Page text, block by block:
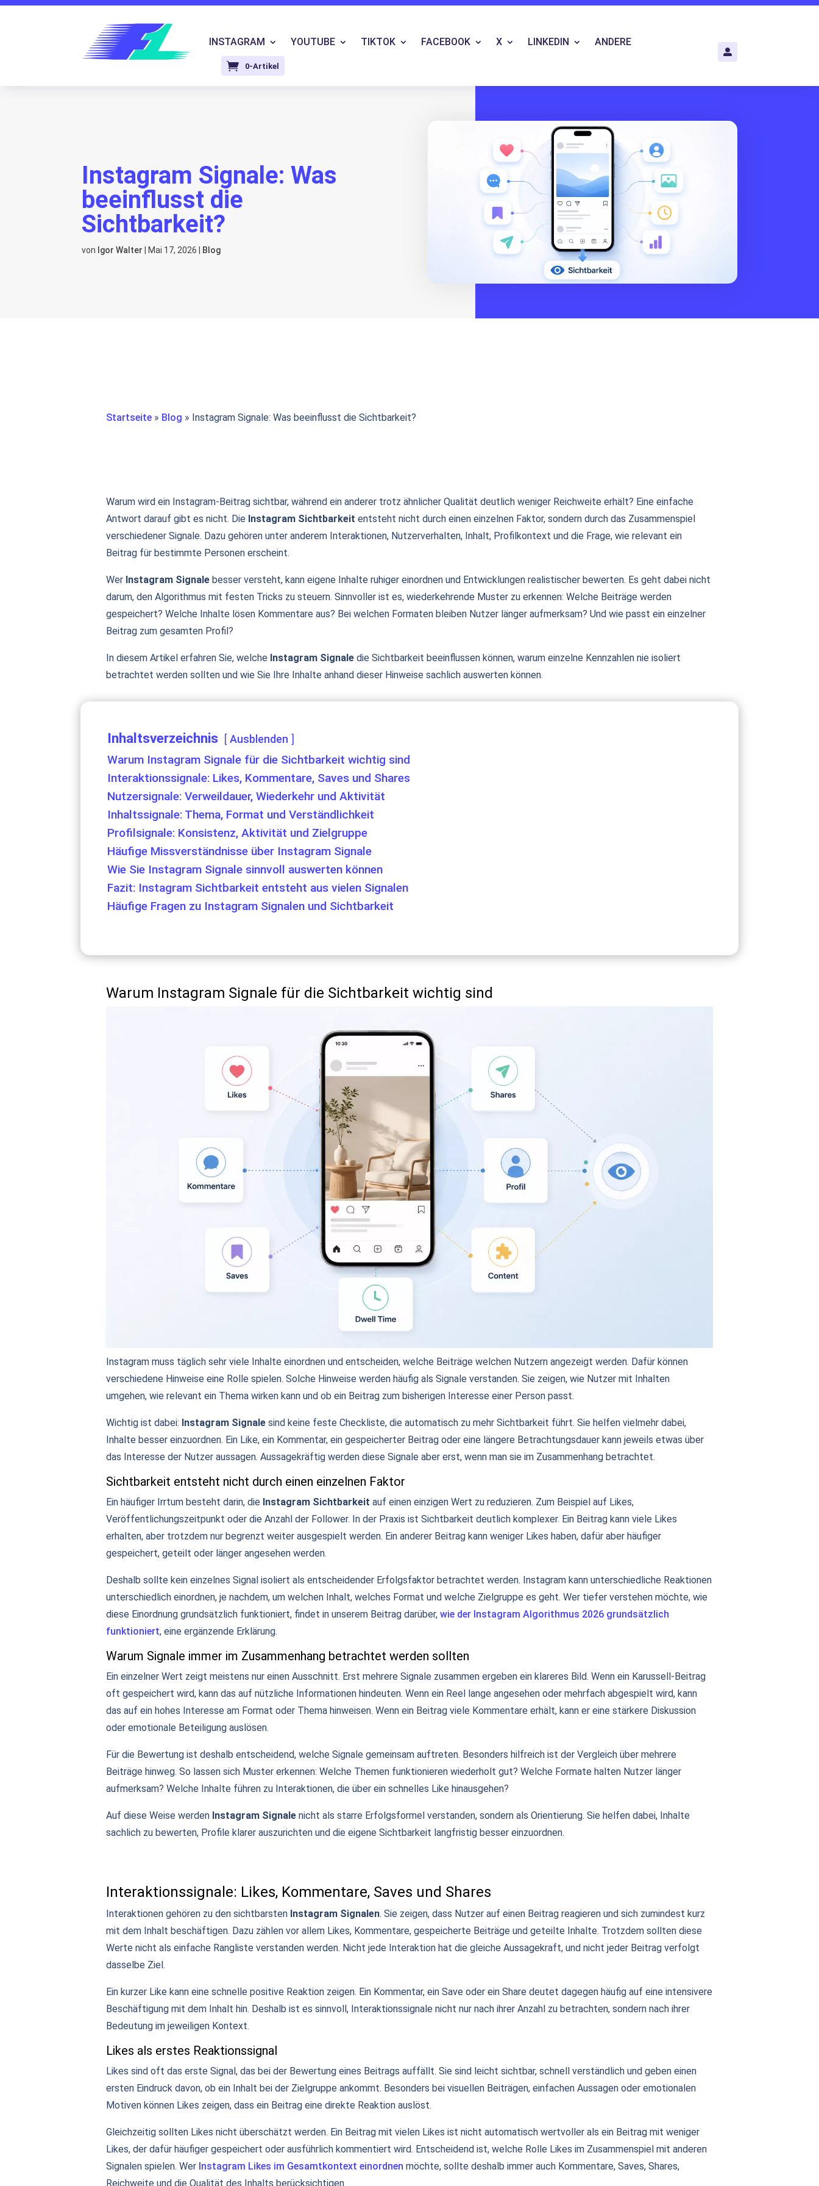
INSTAGRAM YOUTUBE TIKTOK FACEBOOK X LINKEDIN ANDERE
0-Artikel

Instagram Signale: Was
beeinflusst die
Sichtbarkeit?
von Igor Walter Mai 17, 2026 Blog
Startseite » Blog » Instagram Signale: Was beeinflusst die Sichtbarkeit?
Warum wird ein Instagram-Beitrag sichtbar, während ein anderer trotz ähnlicher Qualität deutlich weniger Reichweite erhält? Eine einfache
Antwort darauf gibt es nicht. Die Instagram Sichtbarkeit entsteht nicht durch einen einzelnen Faktor, sondern durch das Zusammenspiel
verschiedener Signale. Dazu gehören unter anderem Interaktionen, Nutzerverhalten, Inhalt, Profilkontext und die Frage, wie relevant ein
Beitrag für bestimmte Personen erscheint.
Wer Instagram Signale besser versteht, kann eigene Inhalte ruhiger einordnen und Entwicklungen realistischer bewerten. Es geht dabei nicht
darum, den Algorithmus mit festen Tricks zu steuern. Sinnvoller ist es, wiederkehrende Muster zu erkennen: Welche Beiträge werden
gespeichert? Welche Inhalte lösen Kommentare aus? Bei welchen Formaten bleiben Nutzer länger aufmerksam? Und wie passt ein einzelner
Beitrag zum gesamten Profil?
In diesem Artikel erfahren Sie, welche Instagram Signale die Sichtbarkeit beeinflussen können, warum einzelne Kennzahlen nie isoliert
betrachtet werden sollten und wie Sie Ihre Inhalte anhand dieser Hinweise sachlich auswerten können.
Inhaltsverzeichnis Ausblenden
Warum Instagram Signale für die Sichtbarkeit wichtig sind
Interaktionssignale: Likes, Kommentare, Saves und Shares
Nutzersignale: Verweildauer, Wiederkehr und Aktivität
Inhaltssignale: Thema, Format und Verständlichkeit
Profilsignale: Konsistenz, Aktivität und Zielgruppe
Häufige Missverständnisse über Instagram Signale
Wie Sie Instagram Signale sinnvoll auswerten können
Fazit: Instagram Sichtbarkeit entsteht aus vielen Signalen
Häufige Fragen zu Instagram Signalen und Sichtbarkeit
Warum Instagram Signale für die Sichtbarkeit wichtig sind
Instagram muss täglich sehr viele Inhalte einordnen und entscheiden, welche Beiträge welchen Nutzern angezeigt werden. Dafür können
verschiedene Hinweise eine Rolle spielen. Solche Hinweise werden häufig als Signale verstanden. Sie zeigen, wie Nutzer mit Inhalten
umgehen, wie relevant ein Thema wirken kann und ob ein Beitrag zum bisherigen Interesse einer Person passt.
Wichtig ist dabei: Instagram Signale sind keine feste Checkliste, die automatisch zu mehr Sichtbarkeit führt. Sie helfen vielmehr dabei,
Inhalte besser einzuordnen. Ein Like, ein Kommentar, ein gespeicherter Beitrag oder eine längere Betrachtungsdauer kann jeweils etwas über
das Interesse der Nutzer aussagen. Aussagekräftig werden diese Signale aber erst, wenn man sie im Zusammenhang betrachtet.
Sichtbarkeit entsteht nicht durch einen einzelnen Faktor
Ein häufiger Irrtum besteht darin, die Instagram Sichtbarkeit auf einen einzigen Wert zu reduzieren. Zum Beispiel auf Likes,
Veröffentlichungszeitpunkt oder die Anzahl der Follower. In der Praxis ist Sichtbarkeit deutlich komplexer. Ein Beitrag kann viele Likes
erhalten, aber trotzdem nur begrenzt weiter ausgespielt werden. Ein anderer Beitrag kann weniger Likes haben, dafür aber häufiger
gespeichert, geteilt oder länger angesehen werden.
Deshalb sollte kein einzelnes Signal isoliert als entscheidender Erfolgsfaktor betrachtet werden. Instagram kann unterschiedliche Reaktionen
unterschiedlich einordnen, je nachdem, um welchen Inhalt, welches Format und welche Zielgruppe es geht. Wer tiefer verstehen möchte, wie
diese Einordnung grundsätzlich funktioniert, findet in unserem Beitrag darüber,wie der Instagram Algorithmus 2026 grundsätzlich
funktioniert, eine ergänzende Erklärung.
Warum Signale immer im Zusammenhang betrachtet werden sollten
Ein einzelner Wert zeigt meistens nur einen Ausschnitt. Erst mehrere Signale zusammen ergeben ein klareres Bild. Wenn ein Karussell-Beitrag
oft gespeichert wird, kann das auf nützliche Informationen hindeuten. Wenn ein Reel lange angesehen oder mehrfach abgespielt wird, kann
das auf ein hohes Interesse am Format oder Thema hinweisen. Wenn ein Beitrag viele Kommentare erhält, kann er eine stärkere Diskussion
oder emotionale Beteiligung auslösen.
Für die Bewertung ist deshalb entscheidend, welche Signale gemeinsam auftreten. Besonders hilfreich ist der Vergleich über mehrere
Beiträge hinweg. So lassen sich Muster erkennen: Welche Themen funktionieren wiederholt gut? Welche Formate halten Nutzer länger
aufmerksam? Welche Inhalte führen zu Interaktionen, die über ein schnelles Like hinausgehen?
Auf diese Weise werden Instagram Signale nicht als starre Erfolgsformel verstanden, sondern als Orientierung. Sie helfen dabei, Inhalte
sachlich zu bewerten, Profile klarer auszurichten und die eigene Sichtbarkeit langfristig besser einzuordnen.
Interaktionssignale: Likes, Kommentare, Saves und Shares
Interaktionen gehören zu den sichtbarsten Instagram Signalen. Sie zeigen, dass Nutzer auf einen Beitrag reagieren und sich zumindest kurz
mit dem Inhalt beschäftigen. Dazu zählen vor allem Likes, Kommentare, gespeicherte Beiträge und geteilte Inhalte. Trotzdem sollten diese
Werte nicht als einfache Rangliste verstanden werden. Nicht jede Interaktion hat die gleiche Aussagekraft, und nicht jeder Beitrag verfolgt
dasselbe Ziel.
Ein kurzer Like kann eine schnelle positive Reaktion zeigen. Ein Kommentar, ein Save oder ein Share deutet dagegen häufig auf eine intensivere
Beschäftigung mit dem Inhalt hin. Deshalb ist es sinnvoll, Interaktionssignale nicht nur nach ihrer Anzahl zu betrachten, sondern nach ihrer
Bedeutung im jeweiligen Kontext.
Likes als erstes Reaktionssignal
Likes sind oft das erste Signal, das bei der Bewertung eines Beitrags auffällt. Sie sind leicht sichtbar, schnell verständlich und geben einen
ersten Eindruck davon, ob ein Inhalt bei der Zielgruppe ankommt. Besonders bei visuellen Beiträgen, einfachen Aussagen oder emotionalen
Motiven können Likes zeigen, dass ein Beitrag eine direkte Reaktion auslöst.
Gleichzeitig sollten Likes nicht überschätzt werden. Ein Beitrag mit vielen Likes ist nicht automatisch wertvoller als ein Beitrag mit weniger
Likes, der dafür häufiger gespeichert oder ausführlich kommentiert wird. Entscheidend ist, welche Rolle Likes im Zusammenspiel mit anderen
Signalen spielen. Wer Instagram Likes im Gesamtkontext einordnen möchte, sollte deshalb immer auch Kommentare, Saves, Shares,
Reichweite und die Qualität des Inhalts berücksichtigen.